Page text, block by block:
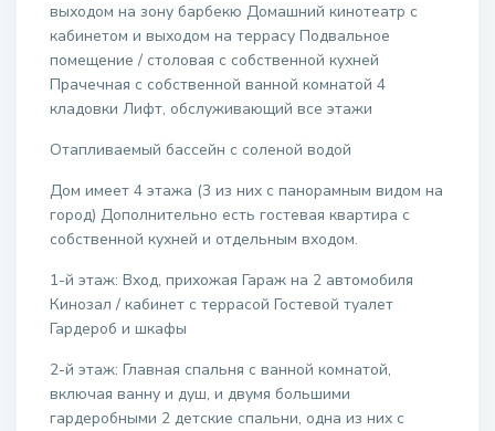
выходом на зону барбекю Домашний кинотеатр с
кабинетом и выходом на террасу Подвальное
помещение / столовая с собственной кухней
Прачечная с собственной ванной комнатой 4
кладовки Лифт, обслуживающий все этажи
Отапливаемый бассейн с соленой водой
Дом имеет 4 этажа (3 из них с панорамным видом на
город) Дополнительно есть гостевая квартира с
собственной кухней и отдельным входом.
1-й этаж: Вход, прихожая Гараж на 2 автомобиля
Кинозал / кабинет с террасой Гостевой туалет
Гардероб и шкафы
2-й этаж: Главная спальня с ванной комнатой,
включая ванну и душ, и двумя большими
гардеробными 2 детские спальни, одна из них с